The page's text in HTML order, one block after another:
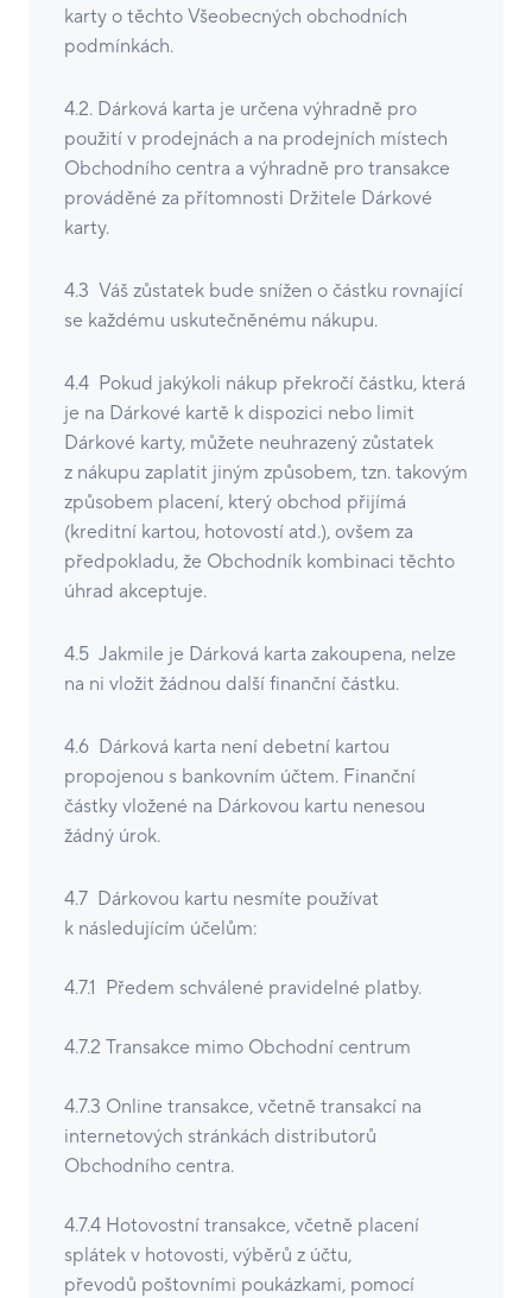
karty o těchto Všeobecných obchodních
podmínkách.
4.2. Dárková karta je určena výhradně pro
použití v prodejnách a na prodejních místech
Obchodního centra a výhradně pro transakce
prováděné za přítomnosti Držitele Dárkové
karty.
4.3 Váš zůstatek bude snížen o částku rovnající
se každému uskutečněnému nákupu.
4.4 Pokud jakýkoli nákup překročí částku, která
je na Dárkové kartě k dispozici nebo limit
Dárkové karty, můžete neuhrazený zůstatek
z nákupu zaplatit jiným způsobem, tzn. takovým
způsobem placení, který obchod přijímá
(kreditní kartou, hotovostí atd.), ovšem za
předpokladu, že Obchodník kombinaci těchto
úhrad akceptuje.
4.5 Jakmile je Dárková karta zakoupena, nelze
na ni vložit žádnou další finanční částku.
4.6 Dárková karta není debetní kartou
propojenou s bankovním účtem. Finanční
částky vložené na Dárkovou kartu nenesou
žádný úrok.
4.7 Dárkovou kartu nesmíte používat
k následujícím účelům:
4.7.1 Předem schválené pravidelné platby.
4.7.2 Transakce mimo Obchodní centrum
4.7.3 Online transakce, včetně transakcí na
internetových stránkách distributorů
Obchodního centra.
4.7.4 Hotovostní transakce, včetně placení
splátek v hotovosti, výběrů z účtu,
převodů poštovními poukázkami, pomocí